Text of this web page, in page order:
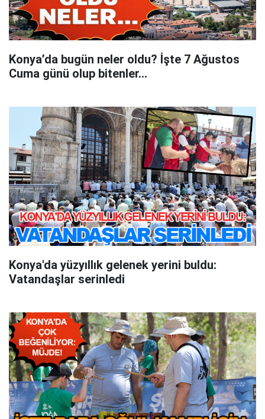
Konya’da bugün neler oldu? İşte 7 Ağustos
Cuma günü olup bitenler…
Konya'da yüzyıllık gelenek yerini buldu:
Vatandaşlar serinledi